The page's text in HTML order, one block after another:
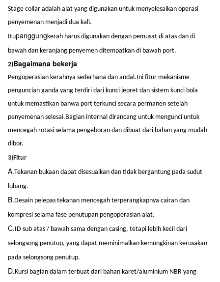
Stage collar adalah alat yang digunakan untuk menyelesaikan operasi
penyemenan menjadi dua kali.
Itupanggungkerah harus digunakan dengan pemusat di atas dan di
bawah dan keranjang penyemen ditempatkan di bawah port.
2)Bagaimana bekerja
Pengoperasian kerahnya sederhana dan andal.Ini fitur mekanisme
penguncian ganda yang terdiri dari kunci jepret dan sistem kunci bola
untuk memastikan bahwa port terkunci secara permanen setelah
penyemenan selesai.Bagian internal dirancang untuk mengunci untuk
mencegah rotasi selama pengeboran dan dibuat dari bahan yang mudah
dibor.
3)Fitur
A.Tekanan bukaan dapat disesuaikan dan tidak bergantung pada sudut
lubang.
B.Desain pelepas tekanan mencegah terperangkapnya cairan dan
kompresi selama fase penutupan pengoperasian alat.
C.ID sub atas / bawah sama dengan casing, tetapi lebih kecil dari
selongsong penutup, yang dapat meminimalkan kemungkinan kerusakan
pada selongsong penutup.
D.Kursi bagian dalam terbuat dari bahan karet/aluminium NBR yang